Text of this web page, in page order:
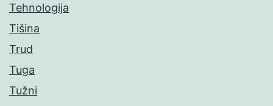
Tehnologija
Tišina
Trud
Tuga
Tužni